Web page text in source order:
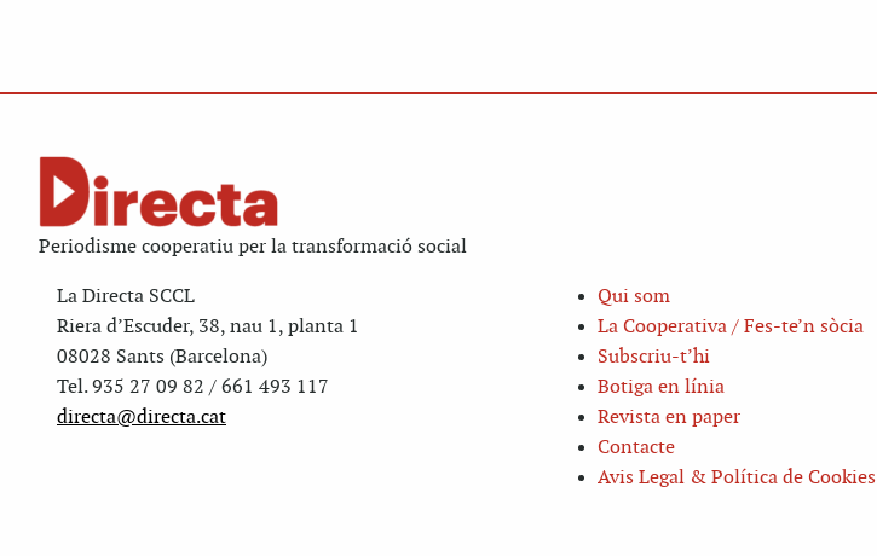
Periodisme cooperatiu per la transformació social
La Directa SCCL
Riera d’Escuder, 38, nau 1, planta 1
08028 Sants (Barcelona)
Tel. 935 27 09 82 / 661 493 117
directa@directa.cat
Qui som
La Cooperativa / Fes-te’n sòcia
Subscriu-t’hi
Botiga en línia
Revista en paper
Contacte
Avis Legal & Política de Cookies